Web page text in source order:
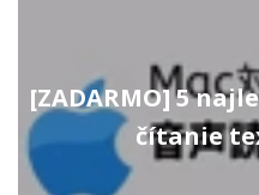
[ZADARMO] 5
čítanie